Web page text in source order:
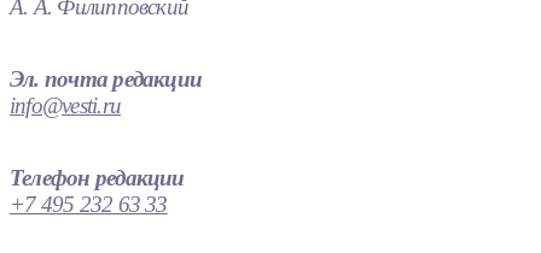
А. А. Филипповский
Эл. почта редакции
info@vesti.ru
Телефон редакции
+7 495 232 63 33